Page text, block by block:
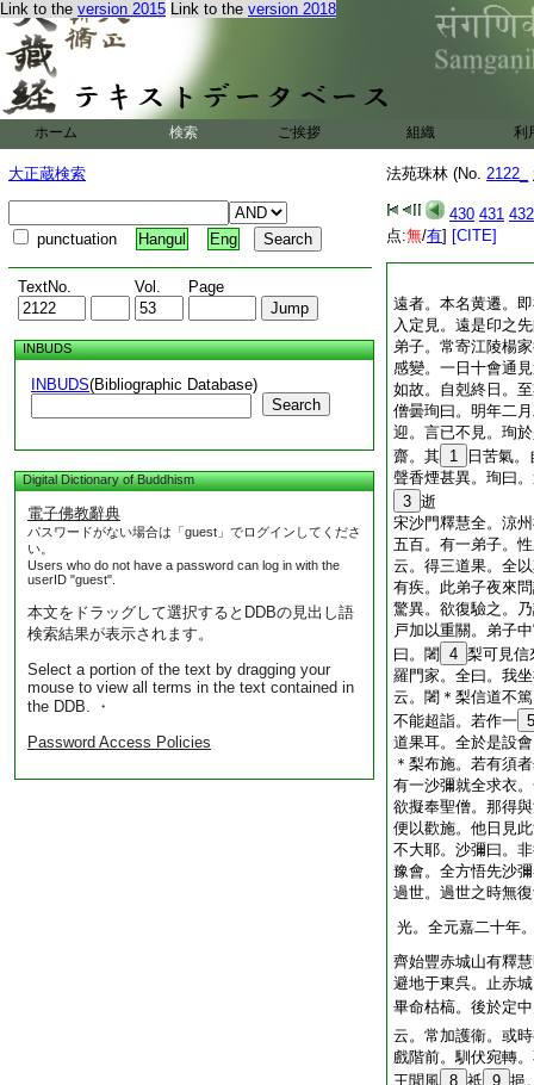
Link to the version 2015 Link to the version 2018
ホーム 検索 ご挨拶 組織 利
大正蔵検索
punctuation Hangul Eng
TextNo. Vol. Page
INBUDS
INBUDS(Bibliographic Database)
Search
Digital Dictionary of Buddhism
電子佛教辭典
パスワードがない場合は「guest」でログインしてくださ
い。
Users who do not have a password can log in with the
userID "guest".
本文をドラッグして選択するとDDBの見出し語
検索結果が表示されます。
Select a portion of the text by dragging your
mouse to view all terms in the text contained in
the DDB. ・
Password Access Policies
法苑珠林 (No. 2122_
430 431 432
点:無/有] [CITE]
遠者。本名黄遷。
入定見。遠是印之
弟子。常寄江陵楊
感變。一日十會通
如故。自剋終日。
僧曇珣曰。明年二
迎。言已不見。珣
齋。其 1
日苦氣
聲香煙甚異。珣曰
3 逝
宋沙門釋慧全。涼
五百。有一弟子。
云。得三道果。全
有疾。此弟子夜來
驚異。欲復驗之。
戸加以重關。弟子
曰。闍 4 梨可見信
羅門家。全曰。我
云。闍＊梨信道不
不能超詣。若作一 5
道果耳。全於是設
＊梨布施。若有須
有一沙彌就全求衣
欲擬奉聖僧。那得
便以歡施。他日見
不大耶。沙彌曰。
豫會。全方悟先沙
過世。過世之時無
光。全元嘉二十年
齊始豐赤城山有釋
避地于東呉。止赤
畢命枯槁。後於定
云。常加護衞。或
戲階前。馴伏宛轉
王聞風 8 祗 9 挹